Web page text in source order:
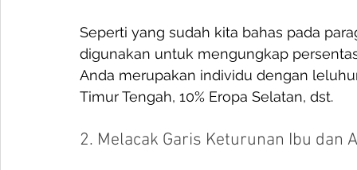
Seperti yang sudah kita bahas pada
digunakan untuk mengungkap
Anda merupakan individu dengan
Timur Tengah, 10% Eropa Selatan, dst.
2. Melacak Garis Keturunan Ibu dan